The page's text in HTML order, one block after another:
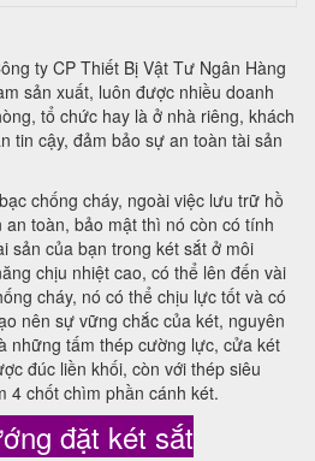
ty CP Thiết Bị Vật Tư Ngân Hàng
sản xuất, luôn được nhiều doanh
tổ chức hay là ở nhà riêng, khách
tin cậy, đảm bảo sự an toàn tài sản
chống cháy, ngoài việc lưu trữ hồ
toàn, bảo mật thì nó còn có tính
sản của bạn trong két sắt ở môi
chịu nhiệt cao, có thể lên đến vài
cháy, nó có thể chịu lực tốt và có
nên sự vững chắc của két, nguyên
những tấm thép cường lực, cửa két
đúc liền khối, còn với thép siêu
4 chốt chìm phần cánh két.
đặt két sắt